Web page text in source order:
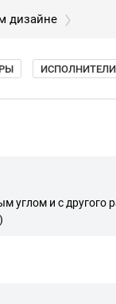
дизайне
ИСПОЛНИТЕЛИ
и с другого